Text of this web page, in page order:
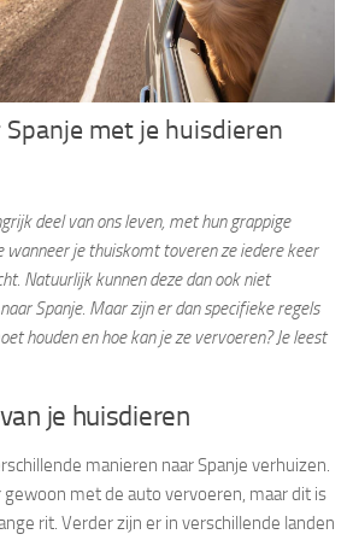
met je huisdieren
deel van ons leven, met hun grappige
wanneer je thuiskomt toveren ze iedere keer
Natuurlijk kunnen deze dan ook niet
Spanje. Maar zijn er dan specifieke regels
houden en hoe kan je ze vervoeren? Je leest
je huisdieren
manieren naar Spanje verhuizen.
gewoon met de auto vervoeren, maar dit is
rit. Verder zijn er in verschillende landen